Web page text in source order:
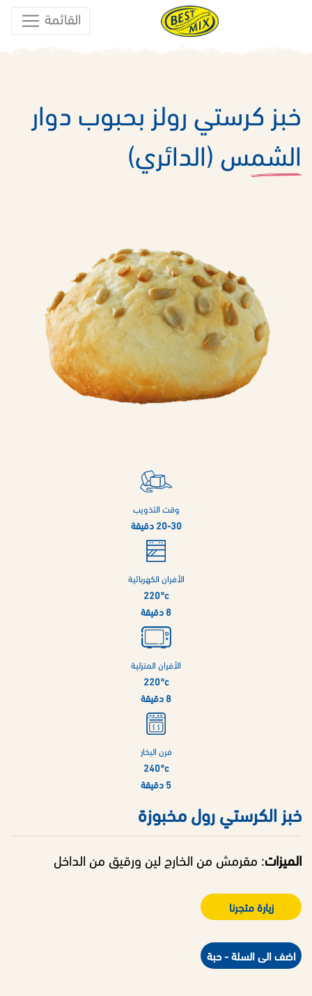
القائمة
خبز كرستي رولز بحبوب دوار
الشمس (الدائري)
وقت التذويب
20-30 دقيقة
الأفران الكهربائية
220°c
8 دقيقة
الأفران المنزلية
220°c
8 دقيقة
فرن البخار
240°c
5 دقيقة
خبز الكرستي رول مخبوزة
الميزات: مقرمش من الخارج لين ورقيق من الداخل
زيارة متجرنا
اضف الى السلة - حبة